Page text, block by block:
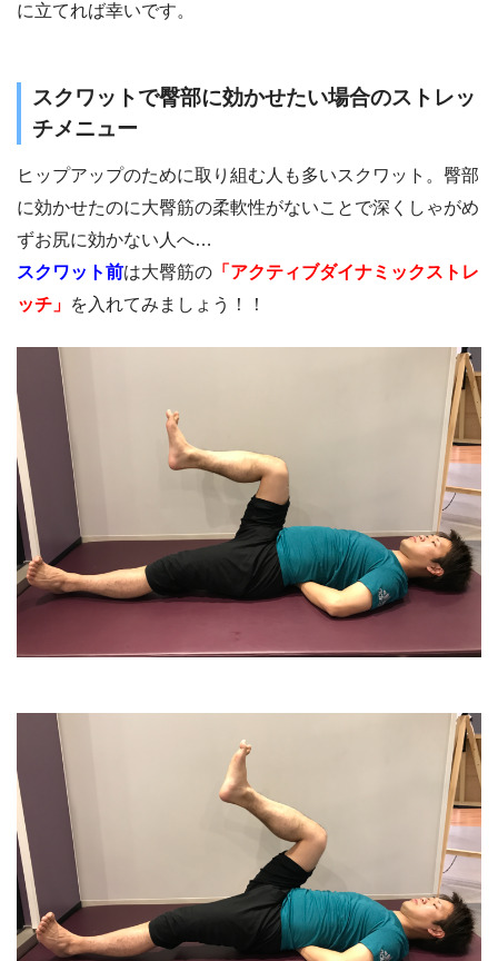
に立てれば幸いです。
スクワットで臀部に効かせたい場合のストレッ
チメニュー
ヒップアップのために取り組む人も多いスクワット。臀部
に効かせたのに大臀筋の柔軟性がないことで深くしゃがめ
ずお尻に効かない人へ…
スクワット前は大臀筋の 「アクティブダイナミックストレ
ッチ」 を入れてみましょう！！